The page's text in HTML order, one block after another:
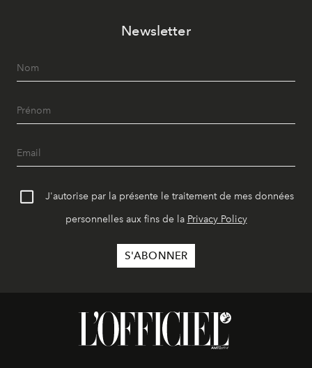
Newsletter
J'autorise par la présente le traitement de mes données
personnelles aux fins de la Privacy Policy